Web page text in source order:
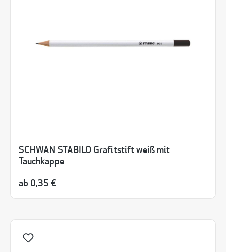
SCHWAN STABILO Grafitstift weiß mit
Tauchkappe
ab 0,35 €